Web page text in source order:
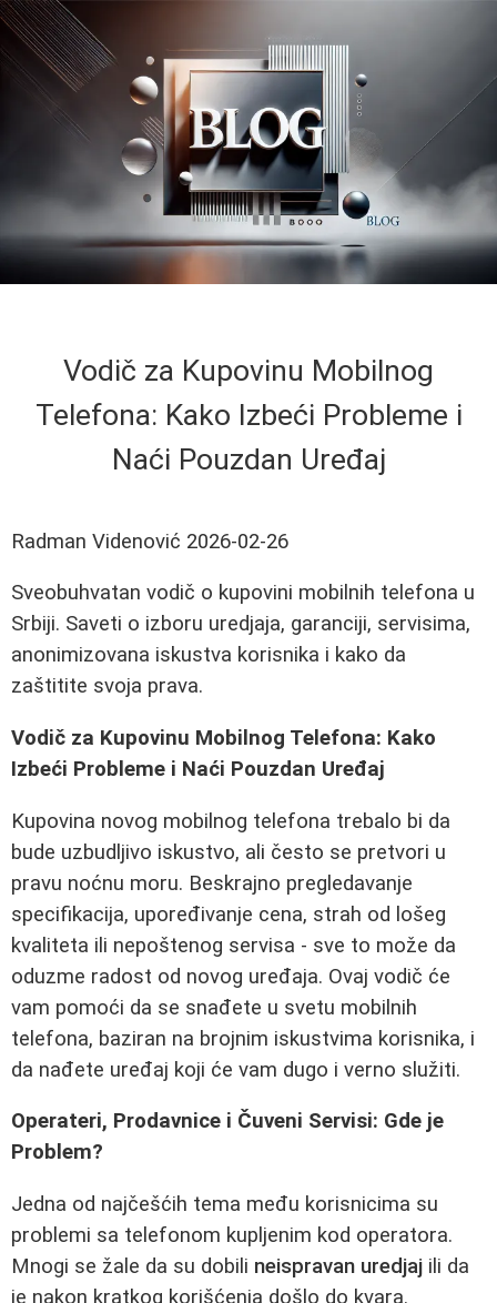
Vodič za Kupovinu Mobilnog
Telefona: Kako Izbeći Probleme i
Naći Pouzdan Uređaj
Radman Videnović 2026-02-26
Sveobuhvatan vodič o kupovini mobilnih telefona u
Srbiji. Saveti o izboru uredjaja, garanciji, servisima,
anonimizovana iskustva korisnika i kako da
zaštitite svoja prava.
Vodič za Kupovinu Mobilnog Telefona: Kako
Izbeći Probleme i Naći Pouzdan Uređaj
Kupovina novog mobilnog telefona trebalo bi da
bude uzbudljivo iskustvo, ali često se pretvori u
pravu noćnu moru. Beskrajno pregledavanje
specifikacija, upoređivanje cena, strah od lošeg
kvaliteta ili nepoštenog servisa - sve to može da
oduzme radost od novog uređaja. Ovaj vodič će
vam pomoći da se snađete u svetu mobilnih
telefona, baziran na brojnim iskustvima korisnika, i
da nađete uređaj koji će vam dugo i verno služiti.
Operateri, Prodavnice i Čuveni Servisi: Gde je
Problem?
Jedna od najčešćih tema među korisnicima su
problemi sa telefonom kupljenim kod operatora.
Mnogi se žale da su dobili neispravan uredjaj ili da
je nakon kratkog korišćenja došlo do kvara.